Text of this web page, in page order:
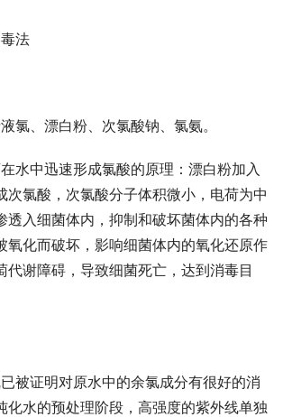
法
氯、漂白粉、次氯酸钠、氯氨。
次氯酸，次氯酸分子体积微小，电荷为中
透入细菌体内，抑制和破坏菌体内的各种
氧化而破坏，影响细菌体内的氧化还原作
代谢障碍，导致细菌死亡，达到消毒目
化水的预处理阶段，高强度的紫外线单独